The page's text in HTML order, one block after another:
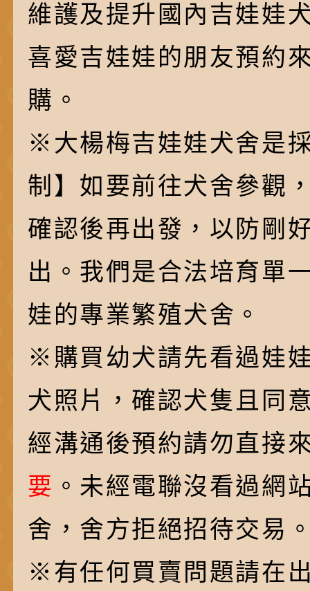
維護及提升國內吉娃娃
喜愛吉娃娃的朋友預約
購。
※大楊梅吉娃娃犬舍是
制】如要前往犬舍參觀
確認後再出發，以防剛
出。我們是合法培育單
娃的專業繁殖犬舍。
※購買幼犬請先看過娃
犬照片，確認犬隻且同
經溝通後預約請勿直接
要 。未經電聯沒看過網
舍，舍方拒絕招待交易
※有任何買賣問題請在